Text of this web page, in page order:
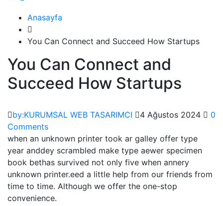
Anasayfa
You Can Connect and Succeed How Startups
You Can Connect and
Succeed How Startups
by:KURUMSAL WEB TASARIMCI 4 Ağustos 2024
0
Comments
when an unknown printer took ar galley offer type
year anddey scrambled make type aewer specimen
book bethas survived not only five when annery
unknown printer.eed a little help from our friends from
time to time. Although we offer the one-stop
convenience.